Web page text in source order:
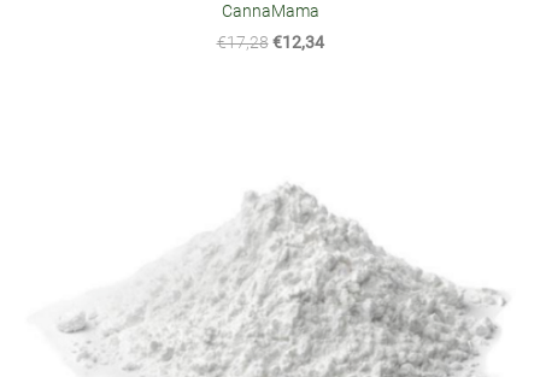
CannaMama
€17,28 €12,34